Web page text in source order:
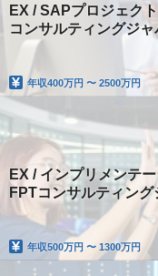
EX / SAPプロジェク
コンサルティングジャ
年収400万円 〜 2500万円
EX / インプリメンテ
FPTコンサルティング
年収500万円 〜 1300万円